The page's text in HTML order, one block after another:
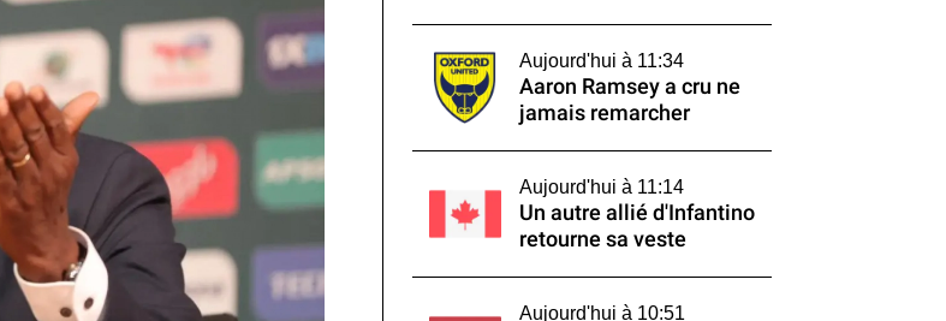
Aujourd'hui à 11:34
Aaron Ramsey a cru ne
jamais remarcher
Aujourd'hui à 11:14
Un autre allié d'Infantino
retourne sa veste
Aujourd'hui à 10:51